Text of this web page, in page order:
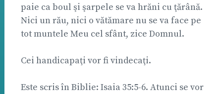
paie ca boul şi şarpele se va hrăni cu ţărână.
Nici un rău, nici o vătămare nu se va face pe
tot muntele Meu cel sfânt, zice Domnul.
Cei handicapaţi vor fi vindecaţi.
Este scris în Biblie: Isaia 35:5-6. Atunci se vor